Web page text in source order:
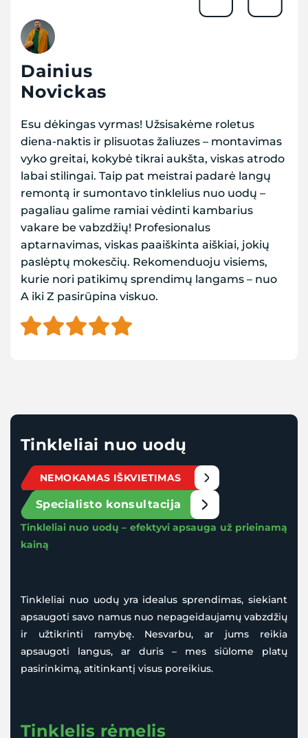
Dainius
Novickas
Esu dėkingas vyrmas! Užsisakėme roletus
diena-naktis ir plisuotas žaliuzes – montavimas
vyko greitai, kokybė tikrai aukšta, viskas atrodo
labai stilingai. Taip pat meistrai padarė langų
remontą ir sumontavo tinklelius nuo uodų –
pagaliau galime ramiai vėdinti kambarius
vakare be vabzdžių! Profesionalus
aptarnavimas, viskas paaiškinta aiškiai, jokių
paslėptų mokesčių. Rekomenduoju visiems,
kurie nori patikimų sprendimų langams – nuo
A iki Z pasirūpina viskuo.
Tinkleliai nuo uodų
NEMOKAMAS IŠKVIETIMAS
Specialisto konsultacija
Tinkleliai nuo uodų – efektyvi apsauga už prieinamą
kainą
Tinkleliai nuo uodų yra idealus sprendimas, siekiant
apsaugoti savo namus nuo nepageidaujamų vabzdžių
ir užtikrinti ramybę. Nesvarbu, ar jums reikia
apsaugoti langus, ar duris – mes siūlome platų
pasirinkimą, atitinkantį visus poreikius.
Tinklelis rėmelis